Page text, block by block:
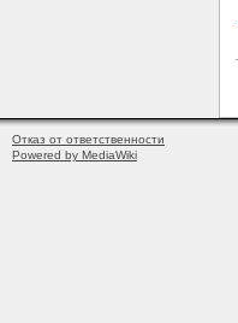
Отказ от ответственности
Powered by MediaWiki